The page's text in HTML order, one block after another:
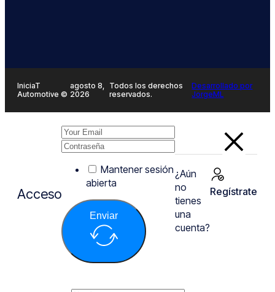
IniciaT
Automotive ©
agosto 8,
2026
Todos los derechos
reservados.
Desarrollado por
JorgeML
Acceso
Mantener sesión
abierta
Enviar
¿Aún
no
tienes
una
cuenta?
Regístrate